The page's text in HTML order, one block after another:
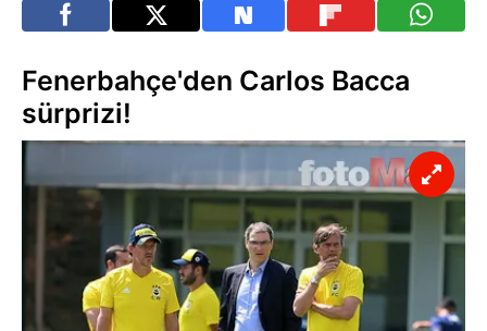
Fenerbahçe'den Carlos Bacca
sürprizi!